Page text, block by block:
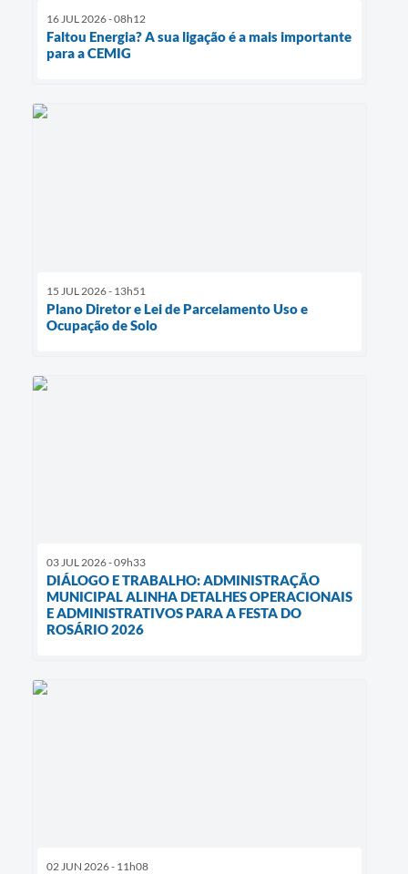
16 JUL 2026 - 08h12
Faltou Energia? A sua ligação é a mais importante
para a CEMIG
15 JUL 2026 - 13h51
Plano Diretor e Lei de Parcelamento Uso e
Ocupação de Solo
03 JUL 2026 - 09h33
DIÁLOGO E TRABALHO: ADMINISTRAÇÃO
MUNICIPAL ALINHA DETALHES OPERACIONAIS
E ADMINISTRATIVOS PARA A FESTA DO
ROSÁRIO 2026
02 JUN 2026 - 11h08